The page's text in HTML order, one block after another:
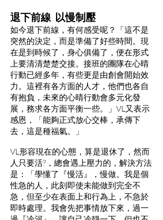
退下前線 以慢制壓
如今退下前線，有何感受呢？「這不是
突然的決定，而是準備了好些時間。現
在是到時候了，身心俱備了，便在形式
上要清清楚楚交接。接班的團隊在心晴
行動已經多年，有些更是由創會開始效
力。這裡有各方面的人才，他們也各自
有抱負，未來的心晴行動會多元化發
展，務求各方面平衡一些。」VL又表示
感恩，「能夠正式放心交棒，承傳下
去，這是種福氣。」
VL形容現在的心態，算是退休了，然而
人只要活?，總會遇上壓力的，解決方法
是：「學懂了『慢活』，慢做。我是個
性急的人，此刻即使未能做到完全不
急，但至少在表面上和行為上，不急於
即時處理。我會先把事情放下來，過一